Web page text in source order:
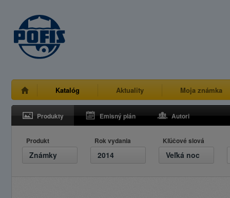
Katalóg Aktuality Moja známka
Produkty Emisný plán Autori
Produkt
Známky
Rok vydania
2014
Kľúčové slová
Veľká noc